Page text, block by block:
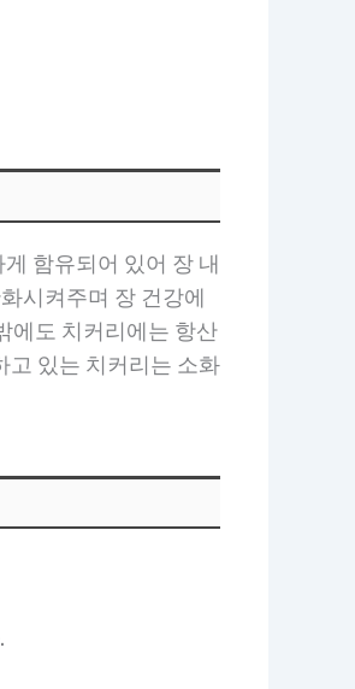
함유되어 있어 장 내
시켜주며 장 건강에
에도 치커리에는 항산
고 있는 치커리는 소화